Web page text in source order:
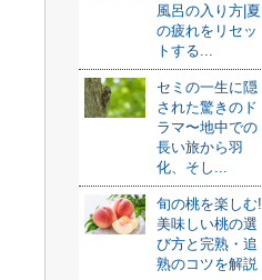
風呂の入り方|夏
の疲れをリセッ
トする...
セミの一生に隠
された驚きのド
ラマ〜地中での
長い旅から羽
化、そし...
旬の桃を楽しむ!
美味しい桃の選
び方と完熟・追
熟のコツを解説